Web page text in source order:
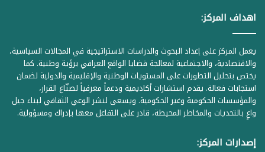
اهداف المركز:
يعمل المركز على إعداد البحوث والدراسات الاستراتيجية في المجالات السياسية،
والاقتصادية، والاجتماعية لمعالجة قضايا الواقع العراقي برؤية وطنية. كما
يختص بتحليل التطورات على المستويات الوطنية والإقليمية والدولية لضمان
استجابات فعالة. يقدم استشارات أكاديمية ودعماً معرفياً لصنّاع القرار،
والمؤسسات الحكومية وغير الحكومية. ويسعى لنشر الوعي الثقافي لبناء جيل
واعٍ بالتحديات والمخاطر المحيطة، قادر على التفاعل معها بإدراك ومسؤولية.
إصدارات المركز: